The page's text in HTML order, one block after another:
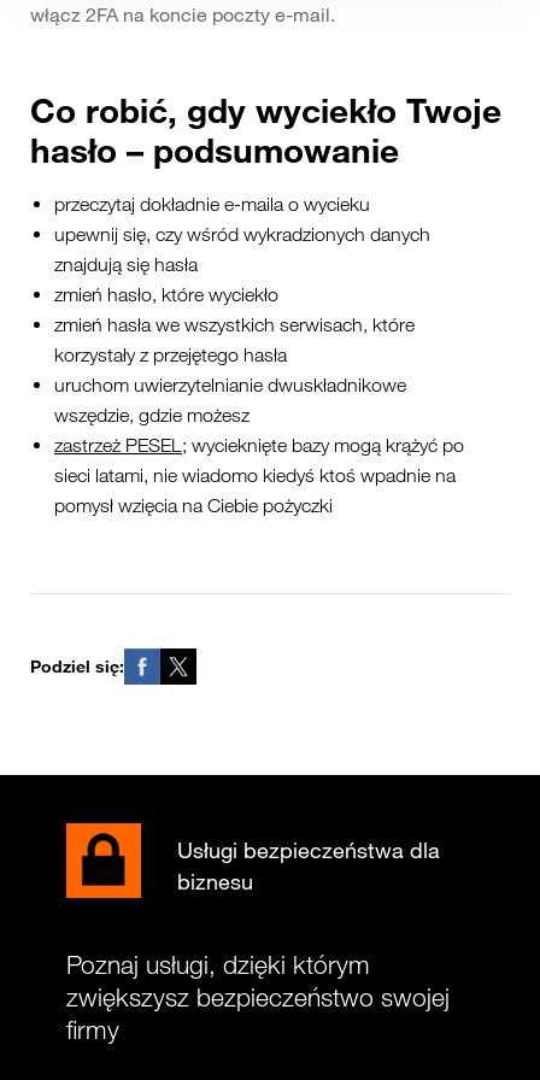
włącz 2FA na koncie poczty e-mail.
Co robić, gdy wyciekło Twoje
hasło – podsumowanie
przeczytaj dokładnie e-maila o wycieku
upewnij się, czy wśród wykradzionych danych
znajdują się hasła
zmień hasło, które wyciekło
zmień hasła we wszystkich serwisach, które
korzystały z przejętego hasła
uruchom uwierzytelnianie dwuskładnikowe
wszędzie, gdzie możesz
zastrzeż PESEL; wycieknięte bazy mogą krążyć po
sieci latami, nie wiadomo kiedyś ktoś wpadnie na
pomysł wzięcia na Ciebie pożyczki
Podziel się:
Usługi bezpieczeństwa dla
biznesu
Poznaj usługi, dzięki którym
zwiększysz bezpieczeństwo swojej
firmy